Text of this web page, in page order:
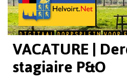
VACATURE |
stagiaire P&O